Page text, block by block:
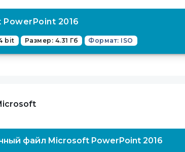
2016
bit Размер: 4.31 Гб Формат: ISO
файл Microsoft PowerPoint 2016